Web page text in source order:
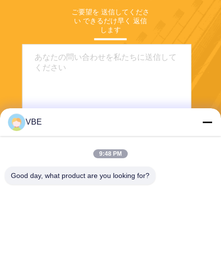
ご要望を 送信してくださ
い できるだけ早く 返信
します
VBE
9:48 PM
Good day, what product are you looking for?